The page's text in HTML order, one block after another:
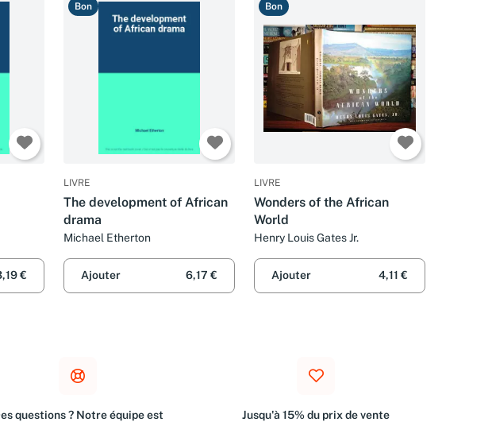
€
Bon
LIVRE
The development of African
drama
Michael Etherton
Ajouter 6,17 €
Bon
LIVRE
Wonders of the African
World
Henry Louis Gates Jr.
Ajouter 4,11 €
questions ? Notre équipe est
Jusqu'à 15% du prix de vente